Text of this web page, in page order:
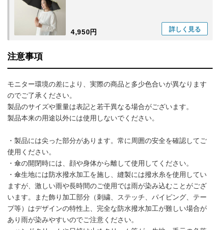
4,950円 詳しく 見る
注意事項
モニター環境の差により、実際の商品と多少色合いが異なります
のでご了承ください。
製品のサイズや重量は表記と若干異なる場合がございます。
製品本来の用途以外には使用しないでください。
・製品には尖った部分があります。常に周囲の安全を確認してご
使用ください。
・傘の開閉時には、顔や身体から離して使用してください。
・傘生地には防水撥水加工を施し、縫製には撥水糸を使用してい
ますが、激しい雨や長時間のご使用では雨が染み込むことがござ
います。また飾り加工部分（刺繍、ステッチ、パイピング、テー
プ等）はデザインの特性上、完全な防水撥水加工が難しい場合が
あり雨が染みやすいのでご注意ください。